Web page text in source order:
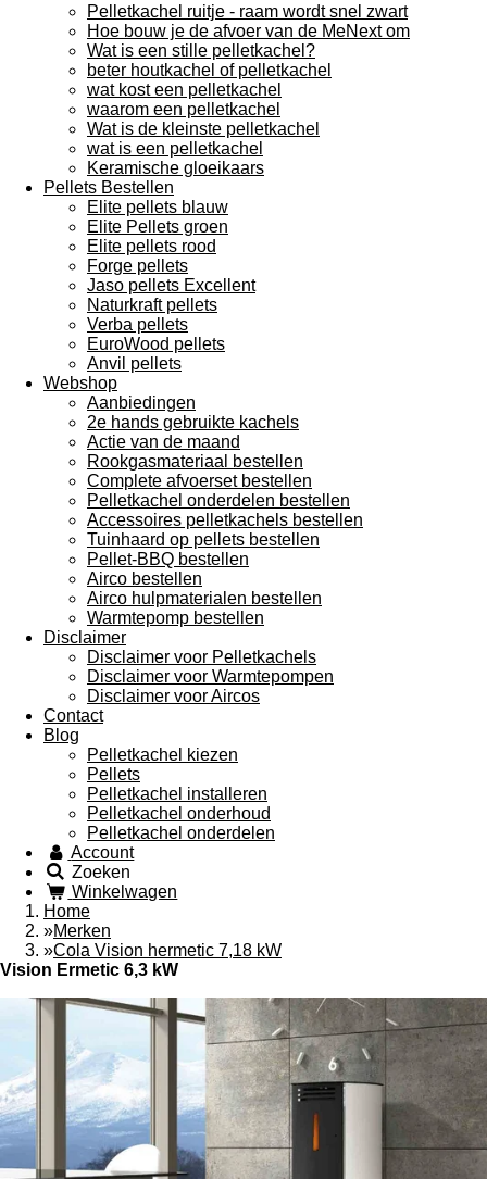
Pelletkachel ruitje - raam wordt snel zwart
Hoe bouw je de afvoer van de MeNext om
Wat is een stille pelletkachel?
beter houtkachel of pelletkachel
wat kost een pelletkachel
waarom een pelletkachel
Wat is de kleinste pelletkachel
wat is een pelletkachel
Keramische gloeikaars
Pellets Bestellen
Elite pellets blauw
Elite Pellets groen
Elite pellets rood
Forge pellets
Jaso pellets Excellent
Naturkraft pellets
Verba pellets
EuroWood pellets
Anvil pellets
Webshop
Aanbiedingen
2e hands gebruikte kachels
Actie van de maand
Rookgasmateriaal bestellen
Complete afvoerset bestellen
Pelletkachel onderdelen bestellen
Accessoires pelletkachels bestellen
Tuinhaard op pellets bestellen
Pellet-BBQ bestellen
Airco bestellen
Airco hulpmaterialen bestellen
Warmtepomp bestellen
Disclaimer
Disclaimer voor Pelletkachels
Disclaimer voor Warmtepompen
Disclaimer voor Aircos
Contact
Blog
Pelletkachel kiezen
Pellets
Pelletkachel installeren
Pelletkachel onderhoud
Pelletkachel onderdelen
Account
Zoeken
Winkelwagen
Home
»Merken
»Cola Vision hermetic 7,18 kW
Vision Ermetic 6,3 kW